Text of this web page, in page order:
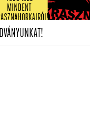
MINDENT
(CURRENT)